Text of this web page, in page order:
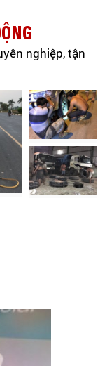
nghiệp, tận